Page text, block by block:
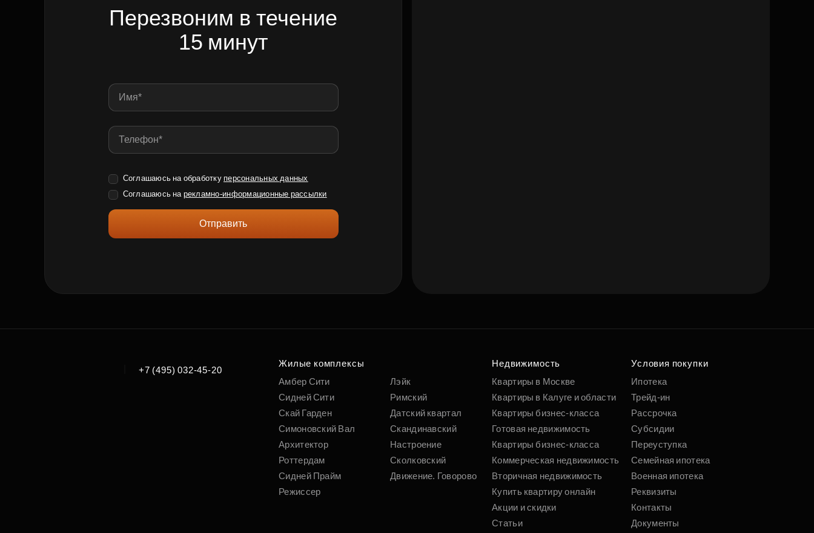
Перезвоним в течение
15 минут
Соглашаюсь на обработку персональных данных
Соглашаюсь на рекламно-информационные рассылки
Отправить
+7 (495) 032-45-20
Жилые комплексы
Амбер Сити
Сидней Сити
Скай Гарден
Симоновский Вал
Архитектор
Роттердам
Сидней Прайм
Режиссер
Лэйк
Римский
Датский квартал
Скандинавский
Настроение
Сколковский
Движение. Говорово
Недвижимость
Квартиры в Москве
Квартиры в Калуге и области
Квартиры бизнес-класса
Готовая недвижимость
Квартиры бизнес-класса
Коммерческая недвижимость
Вторичная недвижимость
Купить квартиру онлайн
Акции и скидки
Статьи
Условия покупки
Ипотека
Трейд-ин
Рассрочка
Субсидии
Переуступка
Семейная ипотека
Военная ипотека
Реквизиты
Контакты
Документы